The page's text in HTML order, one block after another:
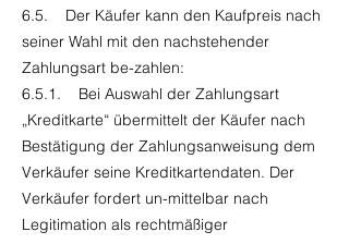
6.5. Der Käufer kann den Kaufpreis nach
seiner Wahl mit den nachstehender
Zahlungsart be-zahlen:
6.5.1. Bei Auswahl der Zahlungsart
„Kreditkarte“ übermittelt der Käufer nach
Bestätigung der Zahlungsanweisung dem
Verkäufer seine Kreditkartendaten. Der
Verkäufer fordert un-mittelbar nach
Legitimation als rechtmäßiger